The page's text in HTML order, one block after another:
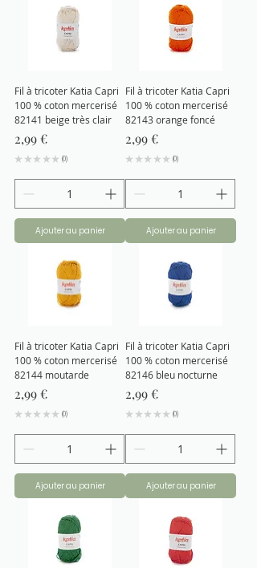
Fil à tricoter Katia Capri
100 % coton mercerisé
82141 beige très clair
Prix
2,99 €
★ ★ ★ ★ ★ 0
0
Ajouter au panier
Fil à tricoter Katia Capri
100 % coton mercerisé
82143 orange foncé
Prix
2,99 €
★ ★ ★ ★ ★ 0
0
Ajouter au panier
Fil à tricoter Katia Capri
100 % coton mercerisé
82144 moutarde
Prix
2,99 €
★ ★ ★ ★ ★ 0
0
Ajouter au panier
Fil à tricoter Katia Capri
100 % coton mercerisé
82146 bleu nocturne
Prix
2,99 €
★ ★ ★ ★ ★ 0
0
Ajouter au panier